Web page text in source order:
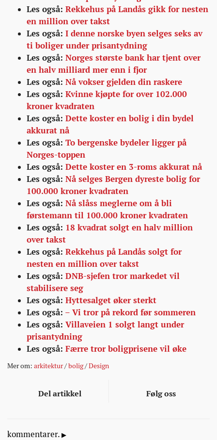
Les også: Rekkehus på Landås gikk for nesten
en million over takst
Les også: I denne norske byen selges seks av
ti boliger under prisantydning
Les også: Norges største bank har tjent over
en halv milliard mer enn i fjor
Les også: Nå vokser gjelden din raskere
Les også: Kvinne kjøpte for over 102.000
kroner kvadraten
Les også: Dette koster en bolig i din bydel
akkurat nå
Les også: To bergenske bydeler ligger på
Norges-toppen
Les også: Dette koster en 3-roms akkurat nå
Les også: Nå selges Bergen dyreste bolig for
100.000 kroner kvadraten
Les også: Nå slåss meglerne om å bli
førstemann til 100.000 kroner kvadraten
Les også: 18 kvadrat solgt en halv million
over takst
Les også: Rekkehus på Landås solgt for
nesten en million over takst
Les også: DNB-sjefen tror markedet vil
stabilisere seg
Les også: Hyttesalget øker sterkt
Les også: – Vi tror på rekord før sommeren
Les også: Villaveien 1 solgt langt under
prisantydning
Les også: Færre tror boligprisene vil øke
Mer om: arkitektur/bolig/Design
Del artikkel Følg oss
kommentarer.